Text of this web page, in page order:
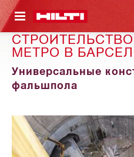
КОНТЕНТУ
МЕТРО В
Универсальные
фальшпола